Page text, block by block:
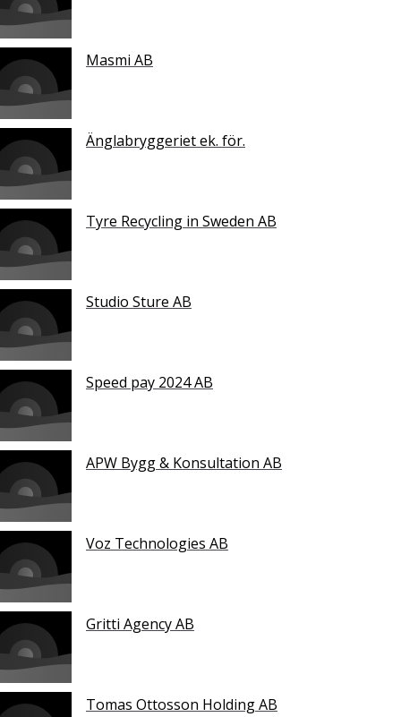
Masmi AB
Änglabryggeriet ek. för.
Tyre Recycling in Sweden AB
Studio Sture AB
Speed pay 2024 AB
APW Bygg & Konsultation AB
Voz Technologies AB
Gritti Agency AB
Tomas Ottosson Holding AB